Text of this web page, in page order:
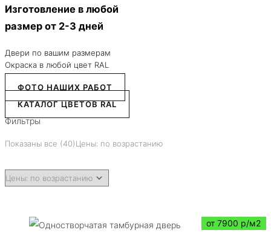
Изготовление в любой
размер от 2-3 дней
Двери по вашим размерам
Окраска в любой цвет RAL
ФОТО НАШИХ РАБОТ
КАТАЛОГ ЦВЕТОВ RAL
Фильтры
Показаны все (40)Цены: по возрастанию
от 7900 р/м2